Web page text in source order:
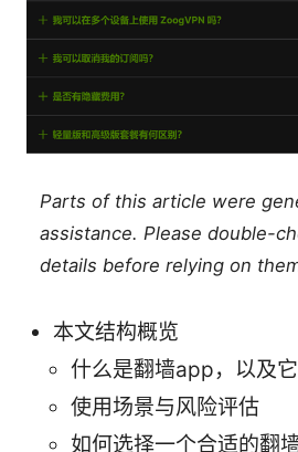
Parts of this article were
assistance. Please double-
details before relying on
本文结构概览
什么是翻墙app，以及
使用场景与风险评估
如何选择一个合适的翻